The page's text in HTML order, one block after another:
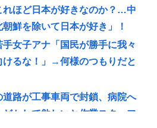
れほど日本が好きなのか？…中
鮮を除いて日本が好き」！
手女子アナ「国民が勝手に我々
けるな！」→何様のつもりだと
道路が工事車両で封鎖、病院へ
どかして欲しいと作業スタッフ